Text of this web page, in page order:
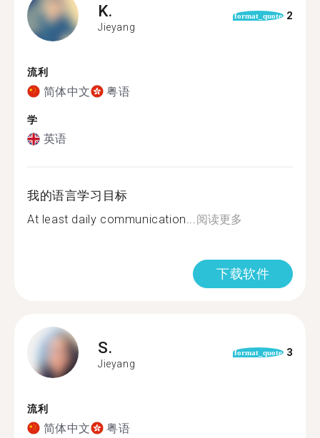
K.
Jieyang
format_quote 2
流利
简体中文 粤语
学
英语
我的语言学习目标
At least daily communication...阅读更多
下载软件
S.
Jieyang
format_quote 3
流利
简体中文 粤语